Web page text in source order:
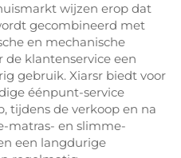
wijzen erop dat
gecombineerd met
en mechanische
de klantenservice een
gebruik. Xiarsr biedt voor
éénpunt-service
tijdens de verkoop en na
matras- en slimme-
een langdurige